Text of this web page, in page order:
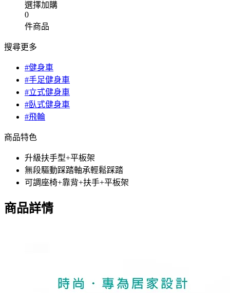
選擇加購
0
件商品
搜尋更多
#健身車
#手足健身車
#立式健身車
#臥式健身車
#飛輪
商品特色
升級扶手型+平板架
無段驅動踩踏軸承輕鬆踩踏
可調座椅+靠背+扶手+平板架
商品詳情